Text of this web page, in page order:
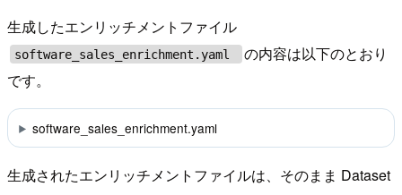
生成したエンリッチメントファイル
software_sales_enrichment.yaml
の内容は以下のとおり
です。
software_sales_enrichment.yaml
生成されたエンリッチメントファイルは、そのまま Dataset